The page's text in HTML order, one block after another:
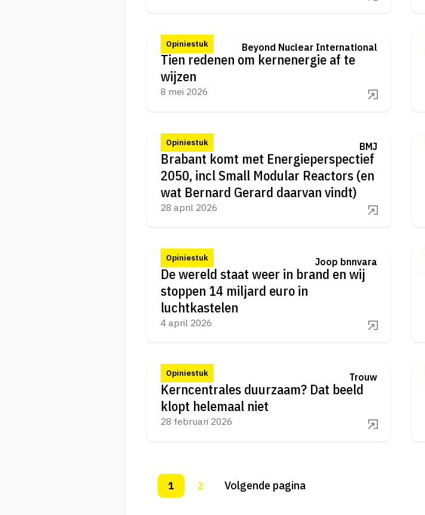
Opiniestuk Beyond Nuclear International
Tien redenen om kernenergie af te
wijzen
8 mei 2026
Opiniestuk BMJ
Brabant komt met Energieperspectief
2050, incl Small Modular Reactors (en
wat Bernard Gerard daarvan vindt)
28 april 2026
Opiniestuk Joop bnnvara
De wereld staat weer in brand en wij
stoppen 14 miljard euro in
luchtkastelen
4 april 2026
Opiniestuk Trouw
Kerncentrales duurzaam? Dat beeld
klopt helemaal niet
28 februari 2026
1 2 Volgende pagina